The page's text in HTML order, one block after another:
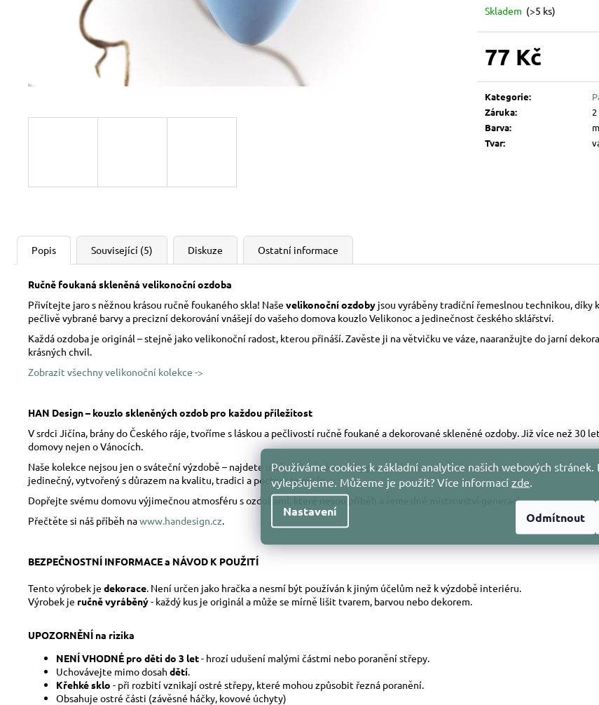
Používáme cookies k základní analytice našich webových stránek.
vylepšujeme. Můžeme je použít? Více informací zde
Nastavení Odmítnout
Skladem (>5 ks)
77 Kč
Kategorie:
Záruka:
Barva:
Tvar:
Popis Související (5) Diskuze Ostatní informace
Ručně foukaná skleněná velikonoční ozdoba
Přivítejte jaro s něžnou krásou ručně foukaného skla! Naše velikonočníozdoby jsou vyráběny tradiční řemeslnou technikou, díky
pečlivě vybrané barvy a precizní dekorování vnášejí do vašeho domova kouzlo Velikonoc a jedinečnost českého sklářství.
Každá ozdoba je originál – stejně jako velikonoční radost, kterou přináší. Zavěste ji na větvičku ve váze, naaranžujte do jarní
krásných chvil.
Zobrazit všechny velikonoční kolekce ->
HAN Design – kouzlo skleněných ozdob pro každou příležitost
V srdci Jičína, brány do Českého ráje, tvoříme s láskou a pečlivostí ručně foukané a dekorované skleněné ozdoby. Již více než
domovy nejen o Vánocích.
Naše kolekce nejsou jen o sváteční výzdobě – najdete u nás skleněné ozdoby proVelikonoce,svátek svatého Valentýna,
jedinečný, vytvořený s důrazem na kvalitu, tradici a poctivé řemeslo.
Dopřejte svému domovu výjimečnou atmosféru s ozdobami, které nesou příběh a řemeslné mistrovství generací.
Přečtěte si náš příběh nawww.handesign.cz.
BEZPEČNOSTNÍ INFORMACE a NÁVOD K POUŽITÍ
Tento výrobek je dekorace. Není určen jako hračka a nesmí být používán k jiným účelům než k výzdobě interiéru.
Výrobek je ručně vyráběný- každý kus je originál a může se mírně lišit tvarem, barvou nebo dekorem.
UPOZORNĚNÍ na rizika
NENÍ VHODNÉ pro děti do 3 let- hrozí udušení malými částmi nebo poranění střepy.
Uchovávejte mimo dosah dětí.
Křehké sklo - při rozbití vznikají ostré střepy, které mohou způsobit řezná poranění.
Obsahuje ostré části (závěsné háčky, kovové úchyty)
144 Kč